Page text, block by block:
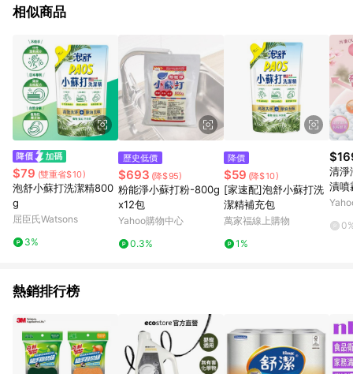
錄，相關問題請於保留時間內聯絡客服中心，並由康達盛通生活
提供簡單、快速、輕鬆的購物流程及體驗，將不定期推出精選、
話題性或期間限定商品來滿足您的喜好。
相似商品
$79 (雙重省$10)
泡舒小蘇打洗潔精800
g
屈臣氏Watsons
3%
歷史低價
$693 (降$95)
粉能淨小蘇打粉-800g
x12包
Yahoo購物中心
0.3%
降價
$59 (降$10)
[家速配]泡舒小蘇打洗
潔精補充包
萬家福線上購物
1%
清淨
漬噴
熱銷排行榜